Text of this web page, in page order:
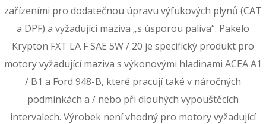
zařízeními pro dodatečnou úpravu výfukových plynů (CAT
a DPF) a vyžadující maziva „s úsporou paliva“. Pakelo
Krypton FXT LA F SAE 5W / 20 je specifický produkt pro
motory vyžadující maziva s výkonovými hladinami ACEA A1
/ B1 a Ford 948-B, které pracují také v náročných
podmínkách a / nebo při dlouhých vypouštěcích
intervalech. Výrobek není vhodný pro motory vyžadující